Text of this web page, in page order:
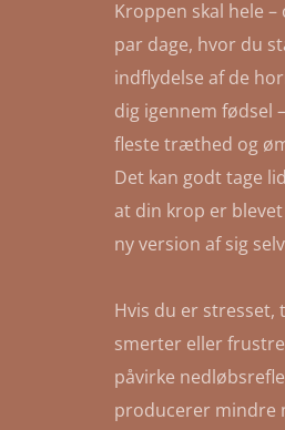
Kroppen skal hele
par dage, hvor du
indflydelse af de
dig igennem fødsel
fleste træthed og
Det kan godt tage
at din krop er blevet
ny version af sig
Hvis du er
smerter eller
påvirke
producerer mindre